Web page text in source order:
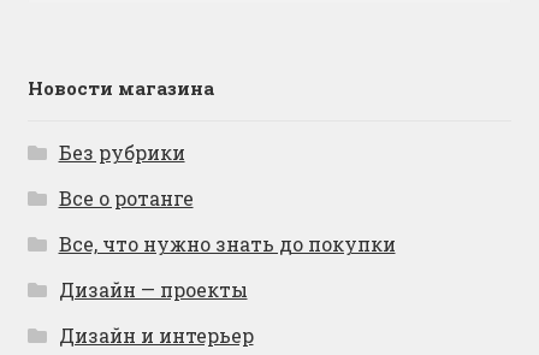
Новости магазина
Без рубрики
Все о ротанге
Все, что нужно знать до покупки
Дизайн — проекты
Дизайн и интерьер